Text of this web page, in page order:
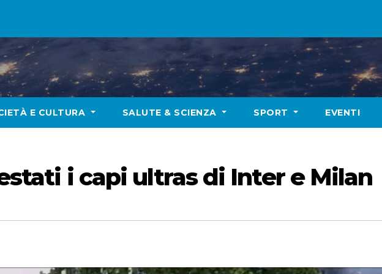
E CULTURA SALUTE & SCIENZA SPORT EVENTI
i capi ultras di Inter e Milan